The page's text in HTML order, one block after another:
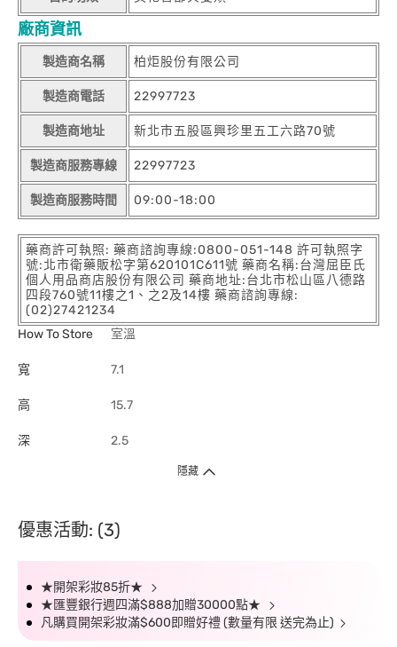
廠商資訊
製造商名稱 柏炬股份有限公司
製造商電話 22997723
製造商地址 新北市五股區興珍里五工六路70號
製造商服務專線 22997723
製造商服務時間 09:00-18:00
藥商許可執照: 藥商諮詢專線:0800-051-148 許可執照字
號:北市衛藥販松字第620101C611號 藥商名稱:台灣屈臣氏
個人用品商店股份有限公司 藥商地址:台北市松山區八德路
四段760號11樓之1、之2及14樓 藥商諮詢專線:
(02)27421234
How To Store
室溫
寬 7.1
高 15.7
深 2.5
隱藏
優惠活動: (3)
★開架彩妝85折★
★匯豐銀行週四滿$888加贈30000點★
凡購買開架彩妝滿$600即贈好禮 (數量有限 送完為止)